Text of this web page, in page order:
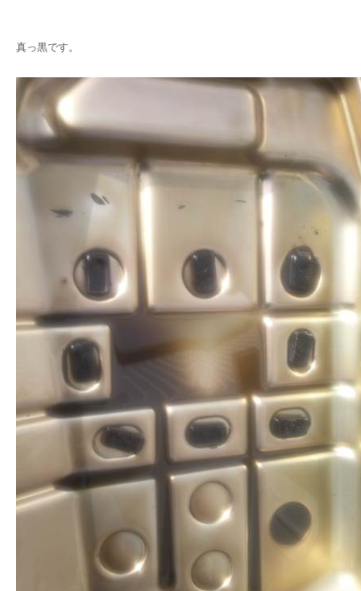
真っ黒です。